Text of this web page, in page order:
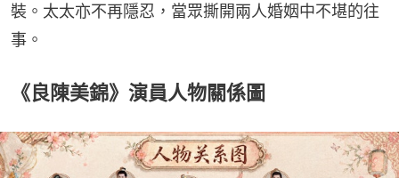
裝。太太亦不再隱忍，當眾撕開兩人婚姻中不堪的往
事。
《良陳美錦》演員人物關係圖